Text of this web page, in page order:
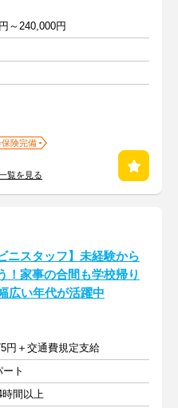
～240,000円
保険完備
覧を見る
ニスタッフ】未経験から
！家事の合間も学校帰り
広い年代が活躍中
円＋交通費規定支給
ト
間以上